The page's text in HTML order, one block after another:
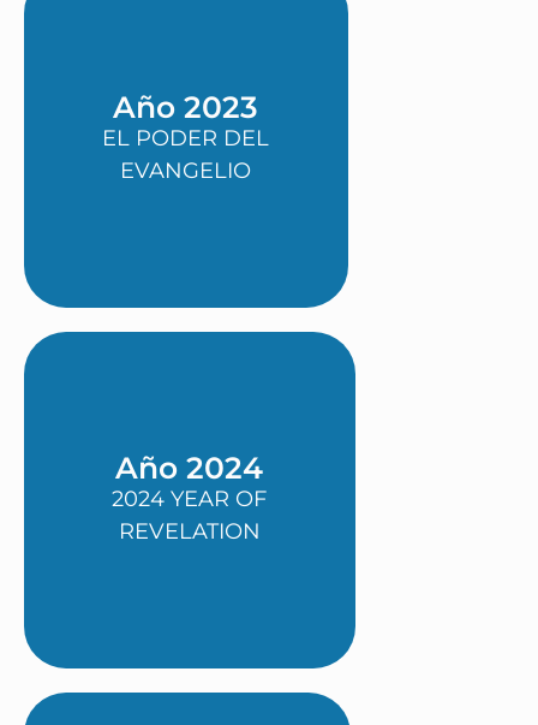
Año 2023
EL PODER DEL
EVANGELIO
Año 2024
2024 YEAR OF
REVELATION